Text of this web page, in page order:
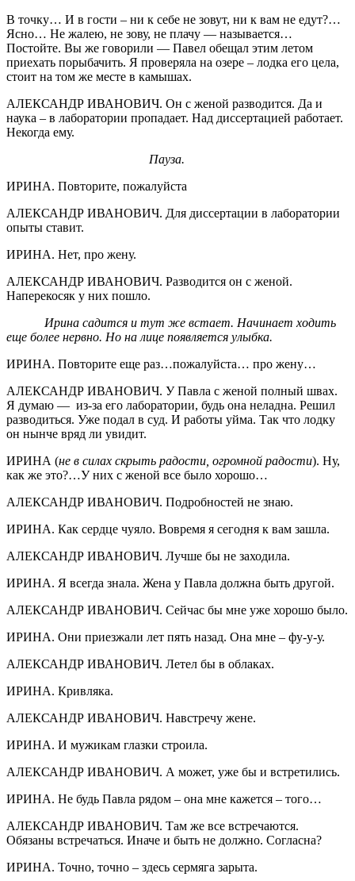
В точку… И в гости – ни к себе не зовут, ни к вам не едут?…
Ясно… Не жалею, не зову, не плачу — называется…
Постойте. Вы же говорили — Павел обещал этим летом
приехать порыбачить. Я проверяла на озере – лодка его цела,
стоит на том же месте в камышах.
АЛЕКСАНДР ИВАНОВИЧ. Он с женой разводится. Да и
наука – в лаборатории пропадает. Над диссертацией работает.
Некогда ему.
Пауза.
ИРИНА. Повторите, пожалуйста
АЛЕКСАНДР ИВАНОВИЧ. Для диссертации в лаборатории
опыты ставит.
ИРИНА. Нет, про жену.
АЛЕКСАНДР ИВАНОВИЧ. Разводится он с женой.
Наперекосяк у них пошло.
Ирина садится и тут же встает. Начинает ходить
еще более нервно. Но на лице появляется улыбка.
ИРИНА. Повторите еще раз…пожалуйста… про жену…
АЛЕКСАНДР ИВАНОВИЧ. У Павла с женой полный швах.
Я думаю — из-за его лаборатории, будь она неладна. Решил
разводиться. Уже подал в суд. И работы уйма. Так что лодку
он нынче вряд ли увидит.
ИРИНА (не в силах скрыть радости, огромной радости). Ну,
как же это?…У них с женой все было хорошо…
АЛЕКСАНДР ИВАНОВИЧ. Подробностей не знаю.
ИРИНА. Как сердце чуяло. Вовремя я сегодня к вам зашла.
АЛЕКСАНДР ИВАНОВИЧ. Лучше бы не заходила.
ИРИНА. Я всегда знала. Жена у Павла должна быть другой.
АЛЕКСАНДР ИВАНОВИЧ. Сейчас бы мне уже хорошо было.
ИРИНА. Они приезжали лет пять назад. Она мне – фу-у-у.
АЛЕКСАНДР ИВАНОВИЧ. Летел бы в облаках.
ИРИНА. Кривляка.
АЛЕКСАНДР ИВАНОВИЧ. Навстречу жене.
ИРИНА. И мужикам глазки строила.
АЛЕКСАНДР ИВАНОВИЧ. А может, уже бы и встретились.
ИРИНА. Не будь Павла рядом – она мне кажется – того…
АЛЕКСАНДР ИВАНОВИЧ. Там же все встречаются.
Обязаны встречаться. Иначе и быть не должно. Согласна?
ИРИНА. Точно, точно – здесь сермяга зарыта.